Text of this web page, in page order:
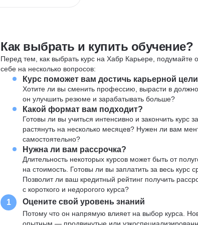
Как выбрать и купить обучение?
Перед тем, как выбрать курс на Хабр Карьере, подумайте
себе на несколько вопросов:
Курс поможет вам достичь карьерной
Хотите ли вы сменить профессию, вырасти в
он улучшить резюме и зарабатывать больше?
Какой формат вам подходит?
Готовы ли вы учиться интенсивно и закончить
растянуть на несколько месяцев? Нужен ли вам
самостоятельно?
Нужна ли вам рассрочка?
Длительность некоторых курсов может быть от
на стоимость. Готовы ли вы заплатить за весь курс
Позволит ли ваш кредитный рейтинг получить
с короткого и недорогого курса?
1 Оцените свой уровень знаний
Потому что он напрямую влияет на выбор курса.